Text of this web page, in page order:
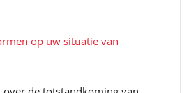
op uw situatie van